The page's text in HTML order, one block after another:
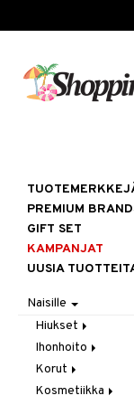
PREMIUM
GIFT SET
KAMPANJAT
UUSIA
Naisille
Hiukset
Gift Set
Harjat / Kammat
Hiuskuurit
Ihonhoito
Aurinkotuotteet
Erikoistuotteet
Korut
Kaulakorut
Kosmetiikka